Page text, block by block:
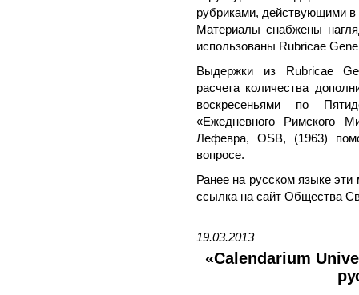
рубриками, действующими
Материалы снабжены
использованы Rubricae
Выдержки из Rubricae
расчета количества
воскресеньями по
«Ежедневного Римского
Лефевра, OSB, (1963)
вопросе.
Ранее на русском языке
ссылка на сайт Общества
19.03.2013
«Calendarium